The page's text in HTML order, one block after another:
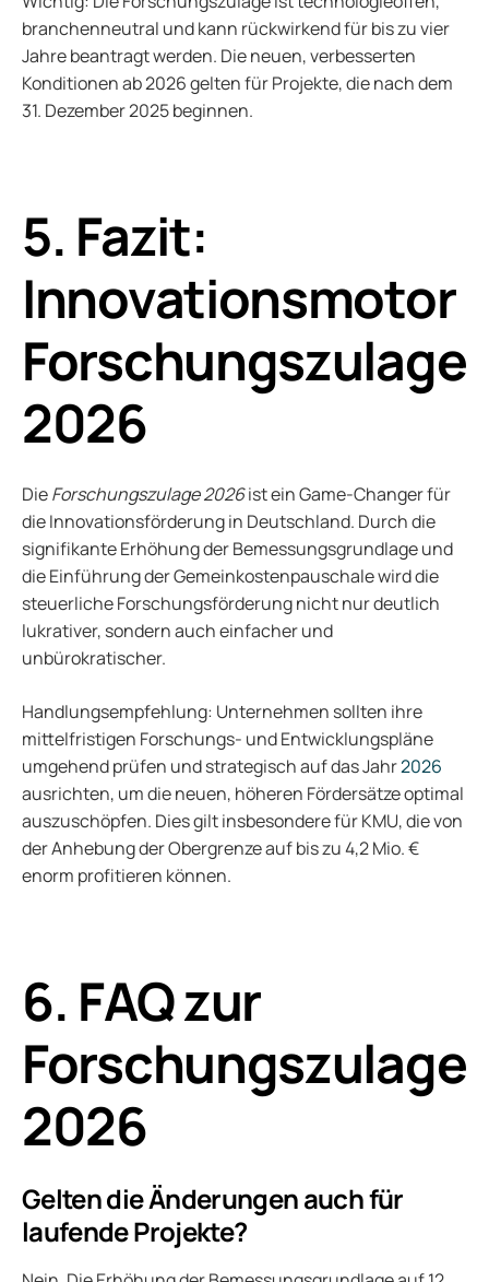
branchenneutral und kann rückwirkend für bis zu vier
Jahre beantragt werden. Die neuen, verbesserten
Konditionen ab 2026 gelten für Projekte, die nach dem
31. Dezember 2025 beginnen.
5. Fazit:
Innovationsmotor
Forschungszulage
2026
DieForschungszulage 2026ist ein Game-Changer für
die Innovationsförderung in Deutschland. Durch die
signifikante Erhöhung der Bemessungsgrundlage und
die Einführung der Gemeinkostenpauschale wird die
steuerliche Forschungsförderung nicht nur deutlich
lukrativer, sondern auch einfacher und
unbürokratischer.
Handlungsempfehlung: Unternehmen sollten ihre
mittelfristigen Forschungs- und Entwicklungspläne
umgehend prüfen und strategisch auf das Jahr2026
ausrichten, um die neuen, höheren Fördersätze optimal
auszuschöpfen. Dies gilt insbesondere für KMU, die von
der Anhebung der Obergrenze auf bis zu 4,2 Mio. €
enorm profitieren können.
6. FAQ zur
Forschungszulage
2026
Gelten die Änderungen auch für
laufende Projekte?